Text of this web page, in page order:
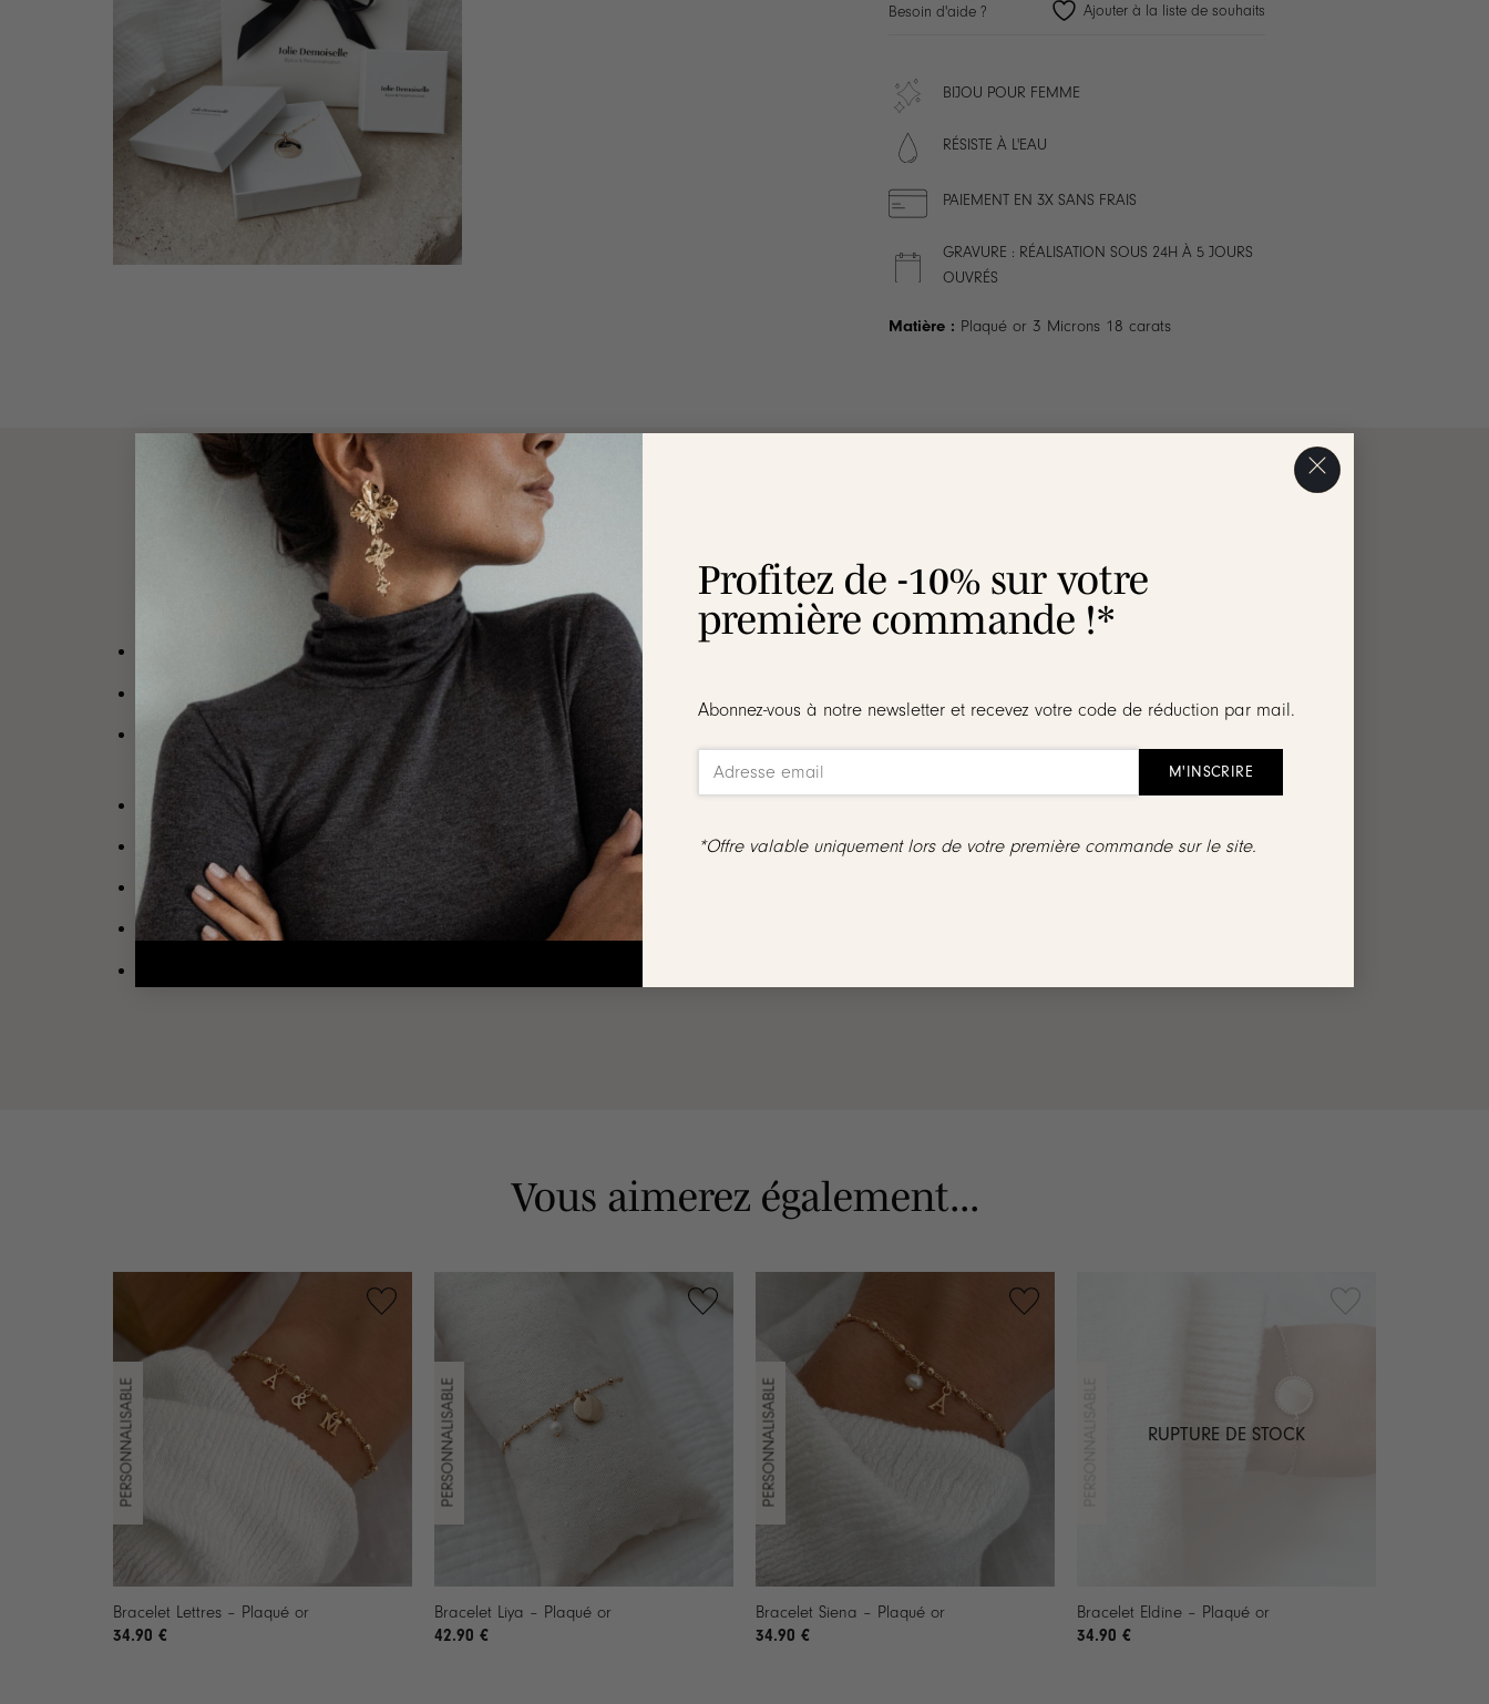
Profitez de -10% sur votre
première commande !*
Abonnez-vous à notre newsletter et recevez votre code de réduction par mail.
*Offre valable uniquement lors de votre première commande sur le site.
Besoin d'aide ? Ajouter à la liste de souhaits
BIJOU POUR FEMME
RÉSISTE À L'EAU
PAIEMENT EN 3X SANS FRAIS
GRAVURE : RÉALISATION SOUS 24H À 5 JOURS
OUVRÉS
Matière : Plaqué or 3 Microns 18 carats
l l Création Jolie Demoiselle l l
Bracelet personnalisable en plaqué or 3 microns 18 carats
Design: Bijou décoré d’une chaîne à maillons ovales d’une partie, de l’autre un demi jonc effet torsadé et d’un médaillon rond, lisse et légèrement bombé
orné d’une perle d’eau douce
Diamètre médaillon: 1 cm
Placez le fermoir dans le maillon de votre choix
Fermoir mousqueton
Attention, les bijoux gravés ne sont ni repris, ni échangés
Vous aimerez également...
Bracelet Lettres – Plaqué or
34.90 €
Bracelet Liya – Plaqué or
42.90 €
Bracelet Siena – Plaqué or
34.90 €
RUPTURE DE STOCK
Bracelet Eldine – Plaqué or
34.90 €